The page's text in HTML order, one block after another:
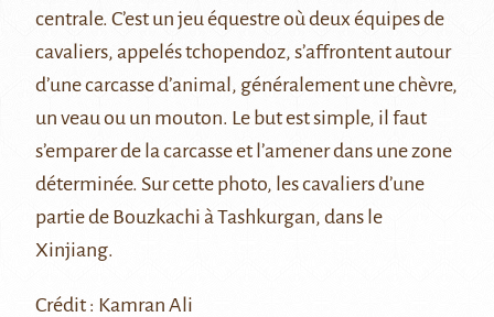
centrale. C’est un jeu équestre où deux équipes de
cavaliers, appelés tchopendoz, s’affrontent autour
d’une carcasse d’animal, généralement une chèvre,
un veau ou un mouton. Le but est simple, il faut
s’emparer de la carcasse et l’amener dans une zone
déterminée. Sur cette photo, les cavaliers d’une
partie de Bouzkachi à Tashkurgan, dans le
Xinjiang.
Crédit : Kamran Ali